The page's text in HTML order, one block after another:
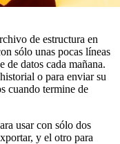
de estructura en
sólo unas pocas líneas
de datos cada mañana.
o para enviar su
cuando termine de
usar con sólo dos
y el otro para